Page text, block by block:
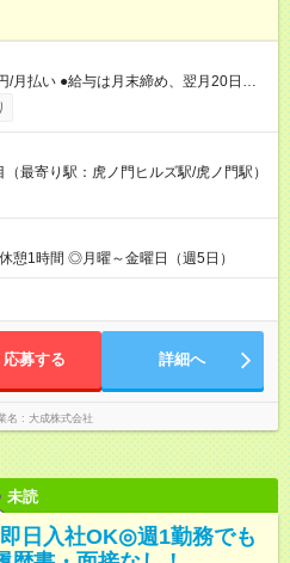
め、翌月20日の
ごとに勤務日数に応じて実費精算。 ●
※Ｗワークの方は、他社
採用時と同じです。
最寄り駅：虎ノ門ヒルズ駅/虎ノ門駅）
憩1時間 ◎月曜～金曜日（週5日）
応募する 詳細へ
名 大成株式会社
未読
日入社OK◎週1勤務でも